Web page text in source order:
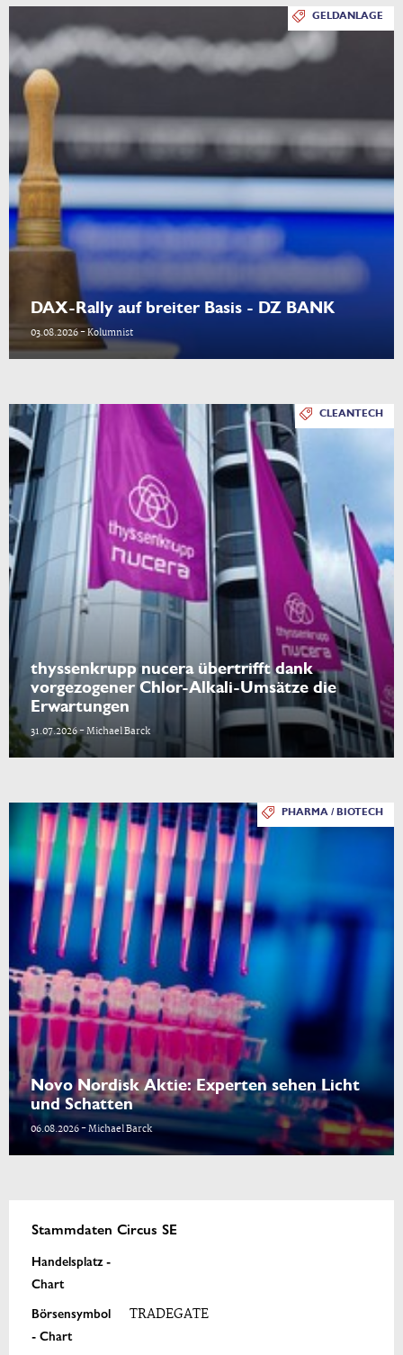
GELDANLAGE
DAX-Rally auf breiter Basis - DZ BANK
03.08.2026 - Kolumnist
CLEANTECH
thyssenkrupp nucera übertrifft dank
vorgezogener Chlor-Alkali-Umsätze die
Erwartungen
31.07.2026 - Michael Barck
PHARMA / BIOTECH
Novo Nordisk Aktie: Experten sehen Licht
und Schatten
06.08.2026 - Michael Barck
Stammdaten Circus SE
Handelsplatz -
Chart
Börsensymbol
- Chart
TRADEGATE